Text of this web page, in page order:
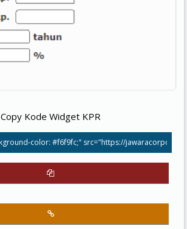
Copy Kode Widget KPR